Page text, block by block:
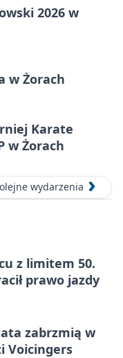
2026 w
w Żorach
Karate
w Żorach
wydarzenia
z limitem 50.
prawo jazdy
zabrzmią w
Voicingers